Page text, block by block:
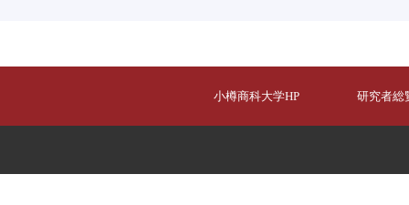
小樽商科大学HP 研究者総